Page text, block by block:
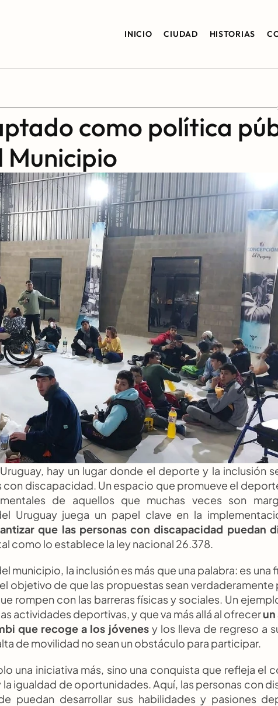
INICIO CIUDAD HISTORIAS
como política
Municipio
hay un lugar donde el deporte y la inclusión
discapacidad. Un espacio que promueve el
de aquellos que muchas veces son
Uruguay juega un papel clave en la
que las personas con discapacidad puedan
como lo establece la ley nacional 26.378.
municipio, la inclusión es más que una palabra: es una
objetivo de que las propuestas sean verdaderamente
rompen con las barreras físicas y sociales. Un
actividades deportivas, y que va más allá al ofrecer
que recoge a los jóvenes y los lleva de regreso a
de movilidad no sean un obstáculo para participar.
una iniciativa más, sino una conquista que refleja el
igualdad de oportunidades. Aquí, las personas con
puedan desarrollar sus habilidades y pasiones